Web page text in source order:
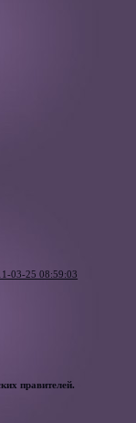
03-25 08:59:03
правителей.